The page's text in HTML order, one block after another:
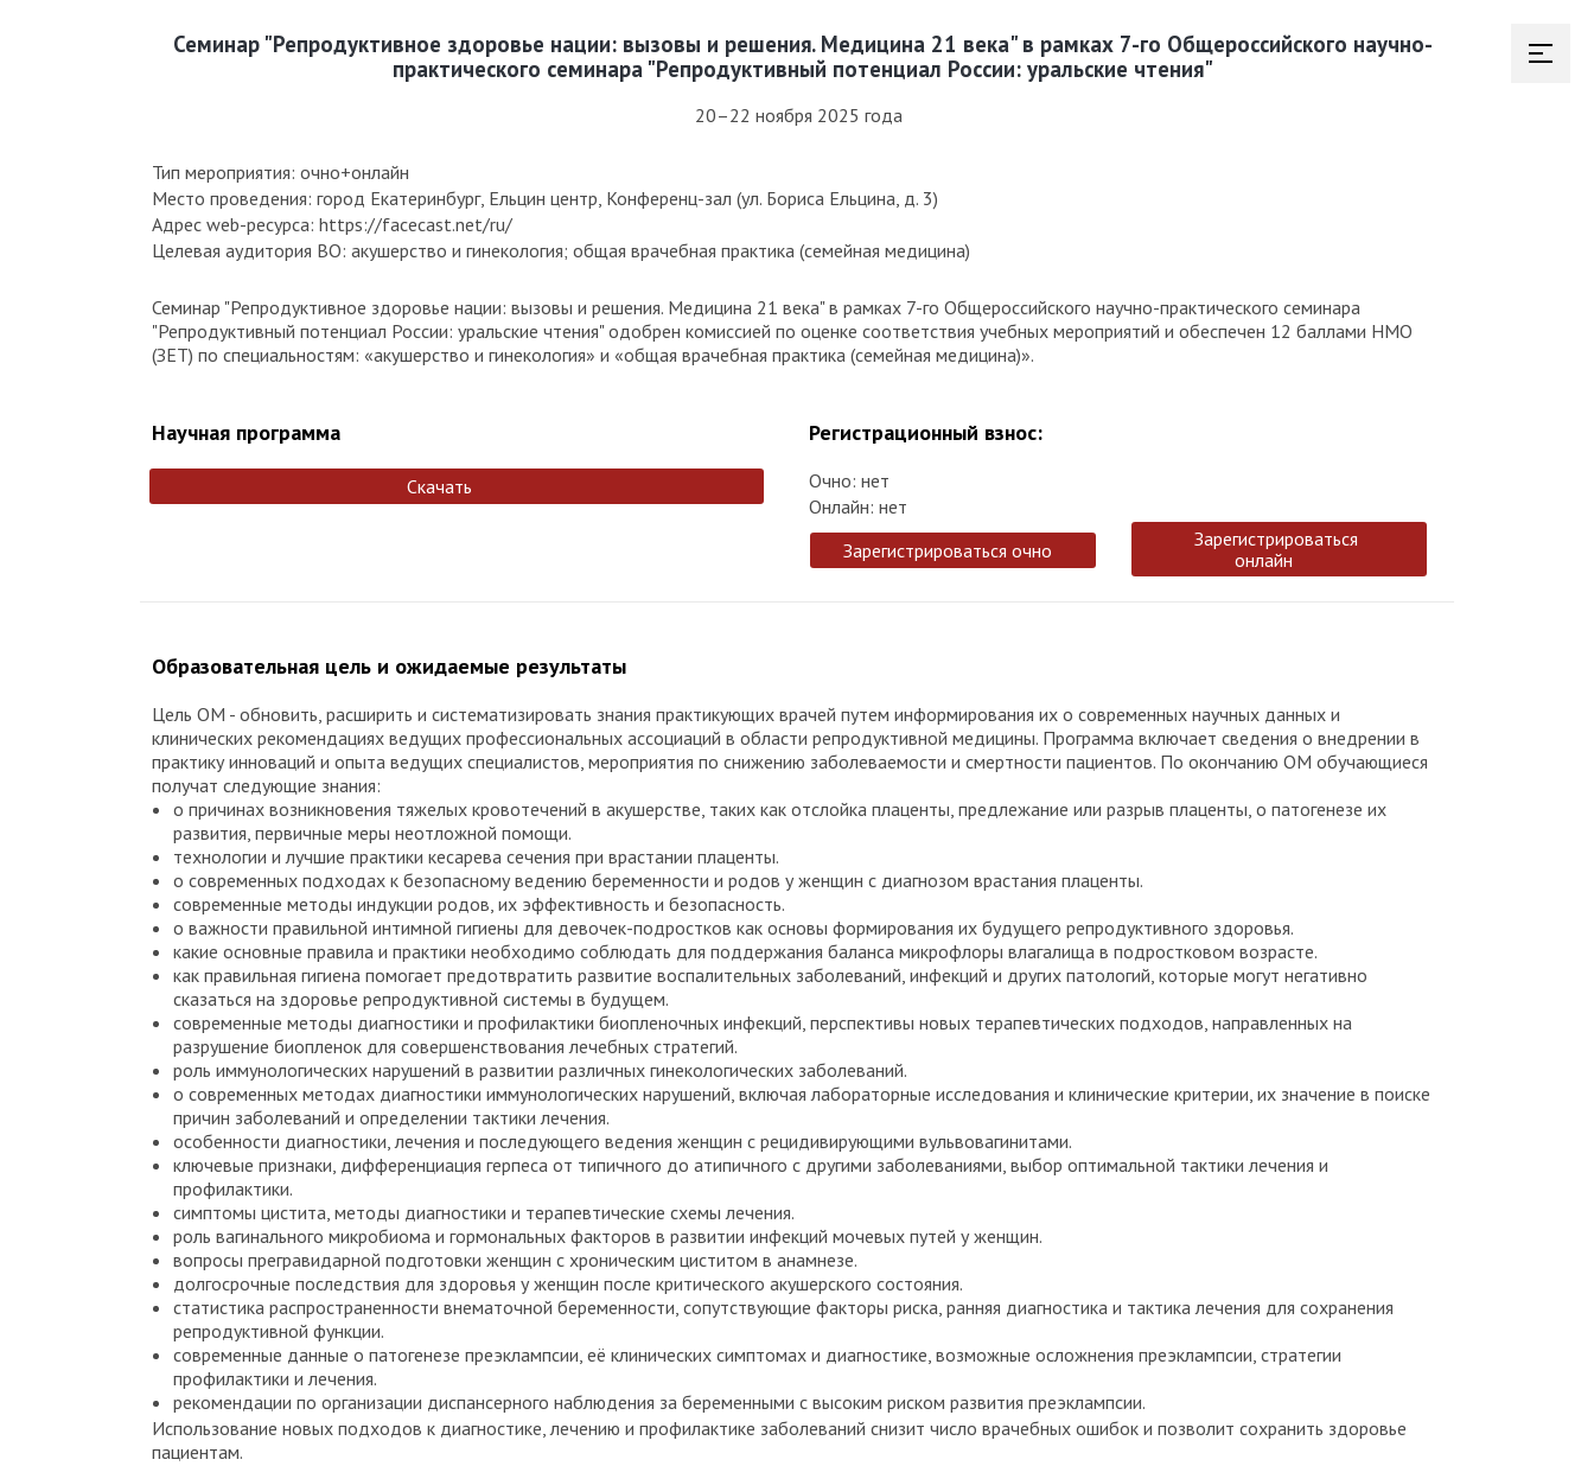
Семинар "Репродуктивное здоровье нации: вызовы и решения. Медицина 21 века" в рамках 7-го Общероссийского научно-
практического семинара "Репродуктивный потенциал России: уральские чтения"
20–22 ноября 2025 года
Тип мероприятия: очно+онлайн
Место проведения: город Екатеринбург, Ельцин центр, Конференц-зал (ул. Бориса Ельцина, д. 3)
Адрес web-ресурса: https://facecast.net/ru/
Целевая аудитория ВО: акушерство и гинекология; общая врачебная практика (семейная медицина)
Семинар "Репродуктивное здоровье нации: вызовы и решения. Медицина 21 века" в рамках 7-го Общероссийского научно-практического семинара
"Репродуктивный потенциал России: уральские чтения" одобрен комиссией по оценке соответствия учебных мероприятий и обеспечен 12 баллами НМО
(ЗЕТ) по специальностям: «акушерство и гинекология» и «общая врачебная практика (семейная медицина)».
Научная программа
Скачать
Регистрационный взнос:
Очно: нет
Онлайн: нет
Зарегистрироваться очно
Зарегистрироваться
онлайн
Образовательная цель и ожидаемые результаты
Цель ОМ - обновить, расширить и систематизировать знания практикующих врачей путем информирования их о современных научных данных и
клинических рекомендациях ведущих профессиональных ассоциаций в области репродуктивной медицины. Программа включает сведения о внедрении в
практику инноваций и опыта ведущих специалистов, мероприятия по снижению заболеваемости и смертности пациентов. По окончанию ОМ обучающиеся
получат следующие знания:
о причинах возникновения тяжелых кровотечений в акушерстве, таких как отслойка плаценты, предлежание или разрыв плаценты, о патогенезе их
развития, первичные меры неотложной помощи.
технологии и лучшие практики кесарева сечения при врастании плаценты.
о современных подходах к безопасному ведению беременности и родов у женщин с диагнозом врастания плаценты.
современные методы индукции родов, их эффективность и безопасность.
о важности правильной интимной гигиены для девочек-подростков как основы формирования их будущего репродуктивного здоровья.
какие основные правила и практики необходимо соблюдать для поддержания баланса микрофлоры влагалища в подростковом возрасте.
как правильная гигиена помогает предотвратить развитие воспалительных заболеваний, инфекций и других патологий, которые могут негативно
сказаться на здоровье репродуктивной системы в будущем.
современные методы диагностики и профилактики биопленочных инфекций, перспективы новых терапевтических подходов, направленных на
разрушение биопленок для совершенствования лечебных стратегий.
роль иммунологических нарушений в развитии различных гинекологических заболеваний.
о современных методах диагностики иммунологических нарушений, включая лабораторные исследования и клинические критерии, их значение в поиске
причин заболеваний и определении тактики лечения.
особенности диагностики, лечения и последующего ведения женщин с рецидивирующими вульвовагинитами.
ключевые признаки, дифференциация герпеса от типичного до атипичного с другими заболеваниями, выбор оптимальной тактики лечения и
профилактики.
симптомы цистита, методы диагностики и терапевтические схемы лечения.
роль вагинального микробиома и гормональных факторов в развитии инфекций мочевых путей у женщин.
вопросы прегравидарной подготовки женщин с хроническим циститом в анамнезе.
долгосрочные последствия для здоровья у женщин после критического акушерского состояния.
статистика распространенности внематочной беременности, сопутствующие факторы риска, ранняя диагностика и тактика лечения для сохранения
репродуктивной функции.
современные данные о патогенезе преэклампсии, её клинических симптомах и диагностике, возможные осложнения преэклампсии, стратегии
профилактики и лечения.
рекомендации по организации диспансерного наблюдения за беременными с высоким риском развития преэклампсии.
Использование новых подходов к диагностике, лечению и профилактике заболеваний снизит число врачебных ошибок и позволит сохранить здоровье
пациентам.